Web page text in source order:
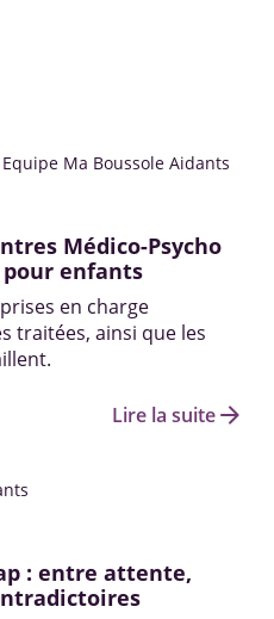
Equipe Ma Boussole Aidants
Médico-Psycho
pour enfants
en charge
traitées, ainsi que les
Lire la suitearrow_forward
: entre attente,